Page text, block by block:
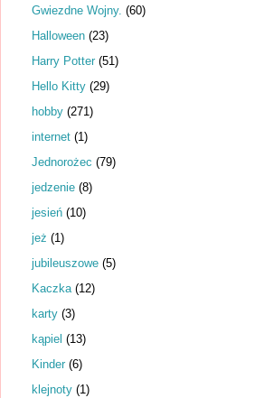
Gwiezdne Wojny. (60)
Halloween (23)
Harry Potter (51)
Hello Kitty (29)
hobby (271)
internet (1)
Jednorożec (79)
jedzenie (8)
jesień (10)
jeż (1)
jubileuszowe (5)
Kaczka (12)
karty (3)
kąpiel (13)
Kinder (6)
klejnoty (1)